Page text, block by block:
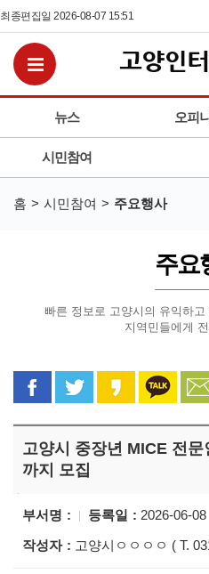
최종편집일 2026-08-07 15:51
뉴스 오피
시민참여
전체메뉴보기
홈 시민참여 주요행사
주요
빠른 정보로 고양시의 유익하
지역민들에게
페이스북으로 공유
트위터로 공유카카오 스
카
고양시 중장년 MICE 전
까지 모집
부서명 등록일
2026-06-08
작성자
고양시ㅇㅇㅇㅇ ( T.